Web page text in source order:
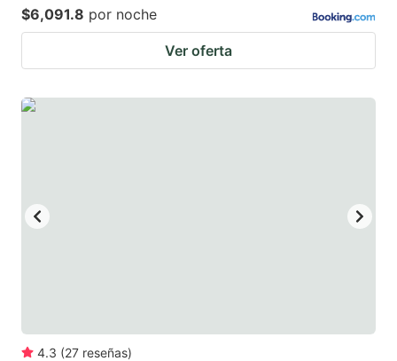
$6,091.8 por noche
Ver oferta
4.3 (27 reseñas)